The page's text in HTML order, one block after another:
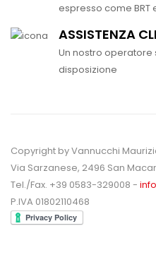
espresso come BRT
ASSISTENZA
Un nostro
disposizione
Copyright by Vannucchi
Via Sarzanese, 2496 San
Tel./Fax. +39 0583-329008 -
P.IVA 01802110468